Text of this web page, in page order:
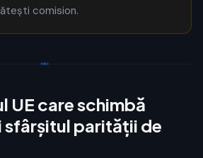
comision.
UE care schimbă
sfârșitul parității de